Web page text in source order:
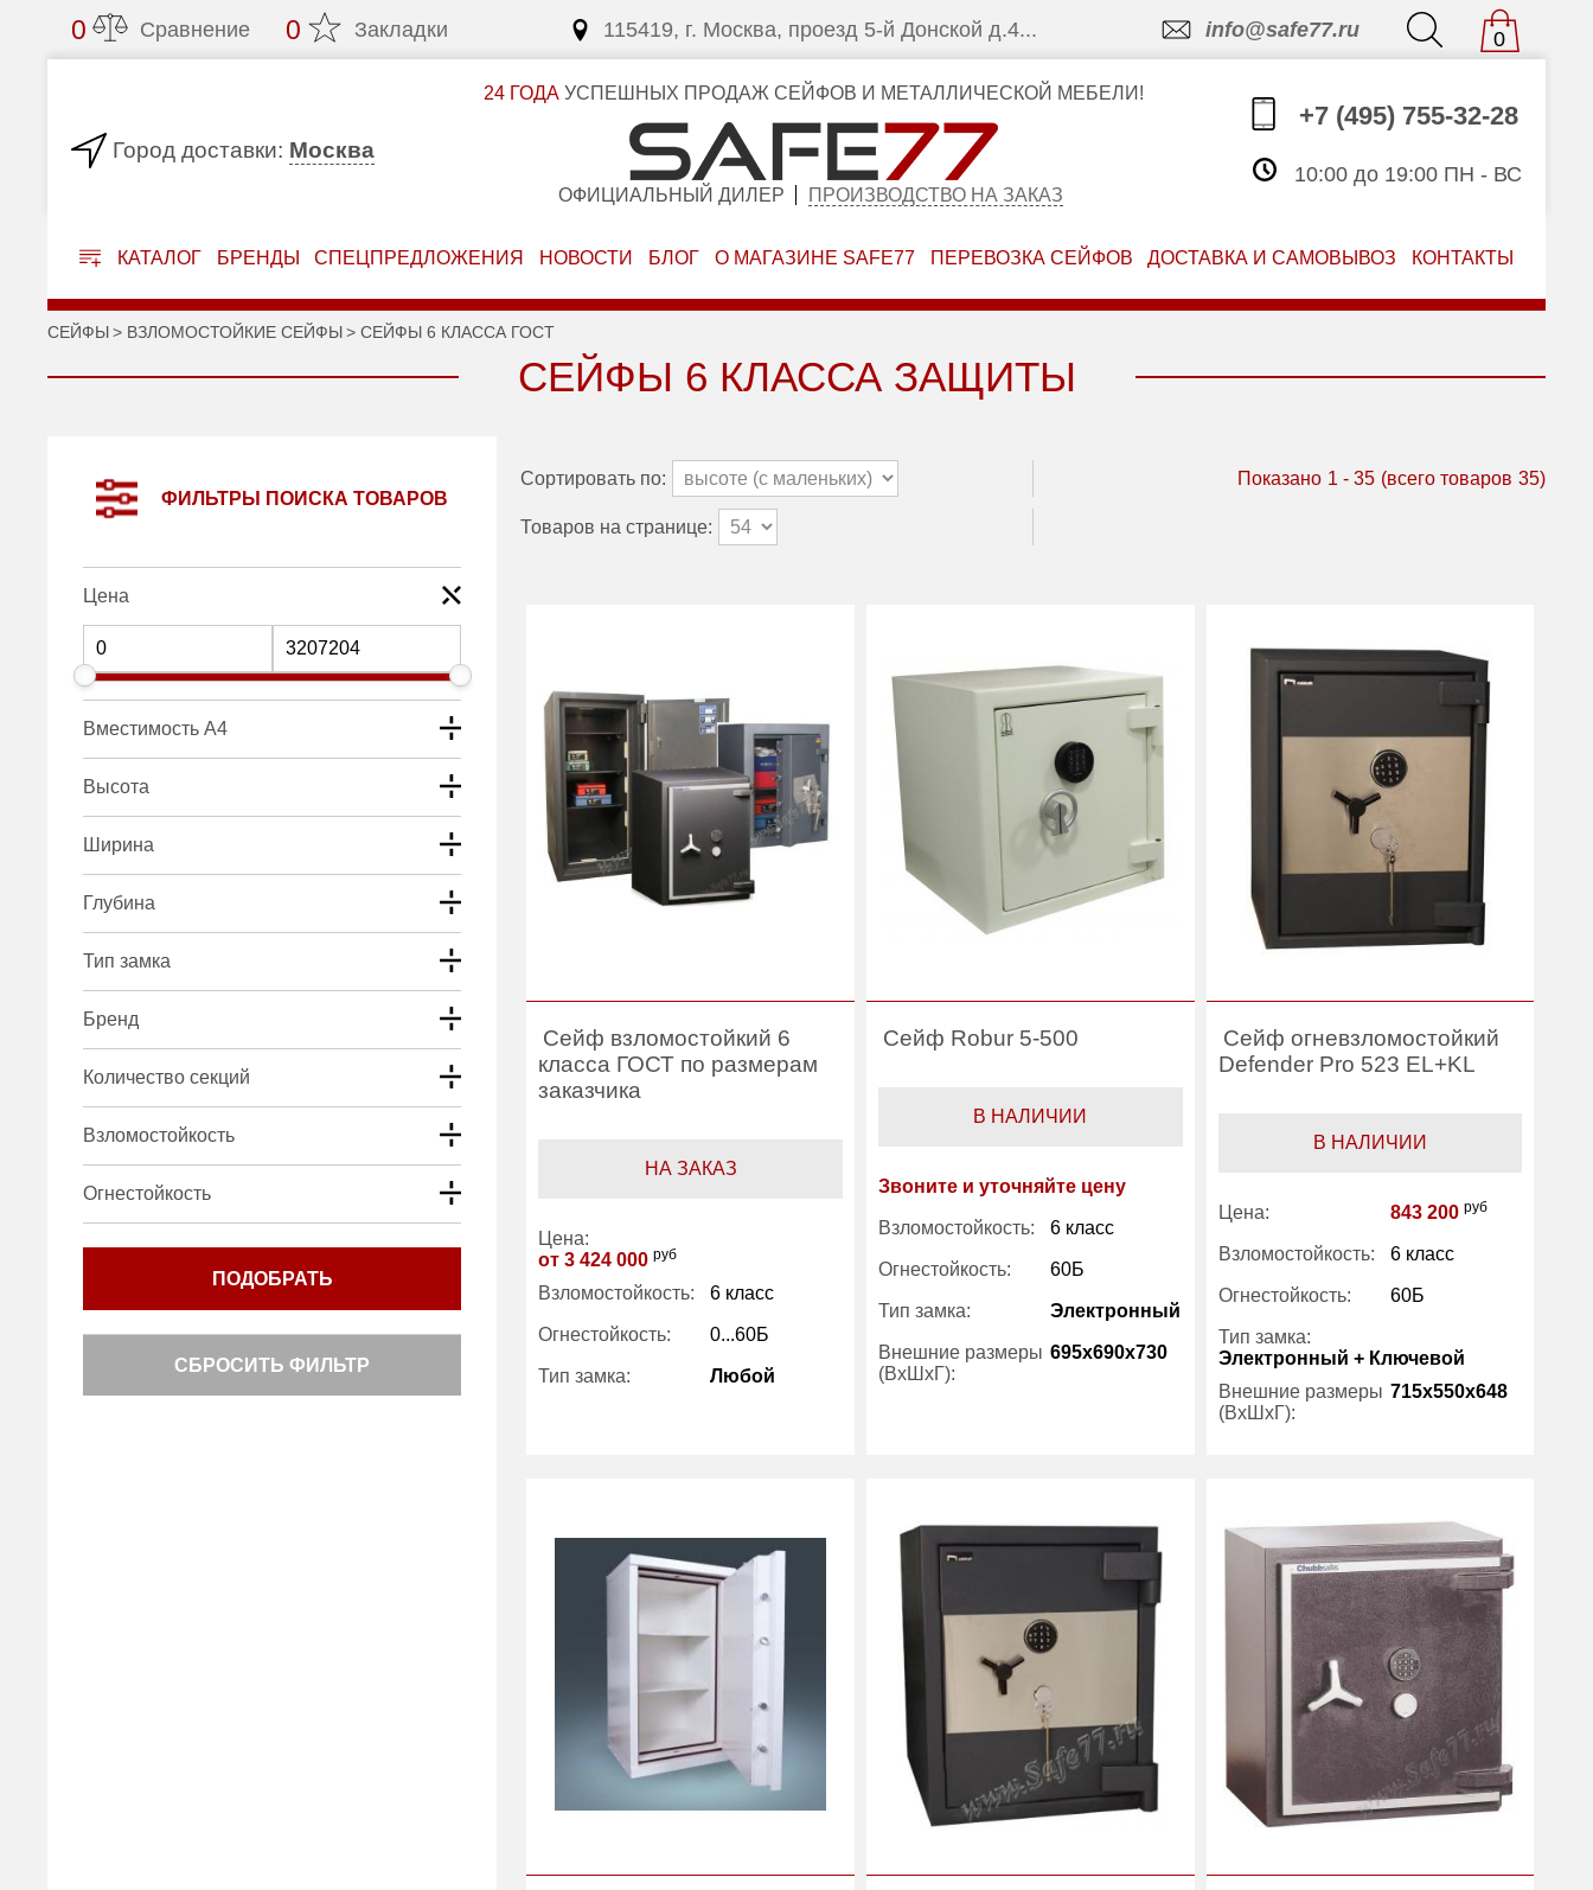
0 Сравнение 0 Закладки 115419, г. Москва, проезд 5-й Донской д.4... info@safe77.ru 0
Город доставки: Москва
24 ГОДАУСПЕШНЫХ ПРОДАЖ СЕЙФОВ И МЕТАЛЛИЧЕСКОЙ МЕБЕЛИ!
ОФИЦИАЛЬНЫЙ ДИЛЕР ПРОИЗВОДСТВО НА ЗАКАЗ
+7 (495) 755-32-28
10:00 до 19:00 ПН - ВС
КАТАЛОГ БРЕНДЫ СПЕЦПРЕДЛОЖЕНИЯ НОВОСТИ БЛОГ О МАГАЗИНЕ SAFE77 ПЕРЕВОЗКА СЕЙФОВ ДОСТАВКА И САМОВЫВОЗ КОНТАКТЫ
СЕЙФЫ ВЗЛОМОСТОЙКИЕ СЕЙФЫ СЕЙФЫ 6 КЛАССА ГОСТ
СЕЙФЫ 6 КЛАССА ЗАЩИТЫ
ФИЛЬТРЫ ПОИСКА ТОВАРОВ
Цена
Вместимость А4
Высота
Ширина
Глубина
Тип замка
Бренд
Количество секций
Взломостойкость
Огнестойкость
ПОДОБРАТЬ
СБРОСИТЬ ФИЛЬТР
Сортировать по:
Товаров на странице:
Показано 1 - 35 (всего товаров 35)
Сейф взломостойкий 6
класса ГОСТ по размерам
заказчика
НА ЗАКАЗ
Цена:
от 3 424 000 руб
Взломостойкость: 6 класс
Огнестойкость: 0...60Б
Тип замка: Любой
Производитель: SAFE77
защиты
Сейф Robur 5-500
В НАЛИЧИИ
Звоните и уточняйте цену
Взломостойкость: 6 класс
Огнестойкость: 60Б
Тип замка: Электронный
Внешние размеры
(ВхШхГ):
695x690x730
Внутренний объем
(л):
100
Производитель: Robur
Категория:
Сейфы 6 класса
защиты
Сейф огневзломостойкий
Defender Pro 523 EL+KL
В НАЛИЧИИ
Цена: 843 200 руб
Взломостойкость: 6 класс
Огнестойкость: 60Б
Тип замка:
Электронный + Ключевой
Внешние размеры
(ВхШхГ):
715x550x648
(л):
Производитель: Stahlkraft
Сейфы 6 класса
защиты